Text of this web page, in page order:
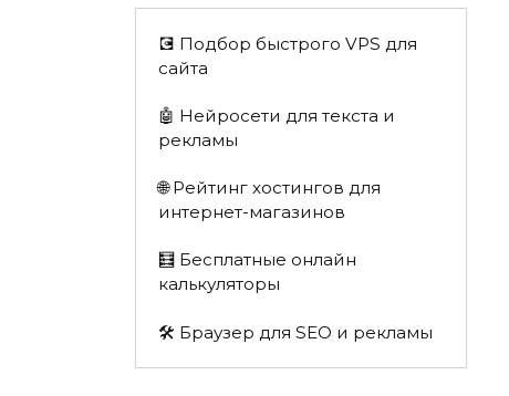
💽 Подбор быстрого VPS для
сайта
🤖 Нейросети для текста и
рекламы
🌐 Рейтинг хостингов для
интернет-магазинов
🧮 Бесплатные онлайн
калькуляторы
🛠️ Браузер для SEO и рекламы